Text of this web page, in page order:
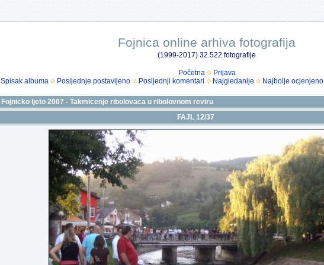
Fojnica online arhiva fotografija
(1999-2017) 32.522 fotografije
Početna
Prijava
Spisak albuma
Posljednje postavljeno Posljednji komentari Najgledanije Najbolje ocjenjeno
Fojnicko ljeto 2007 - Takmicenje ribolovaca u ribolovnom reviru
FAJL 12/37